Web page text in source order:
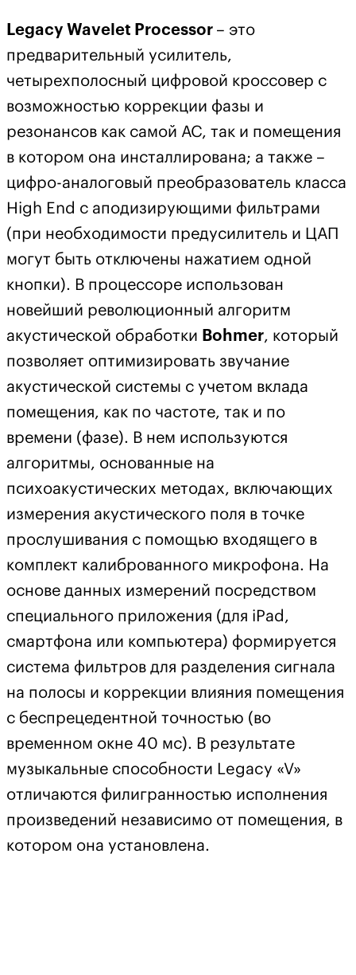
Legacy Wavelet Processor – это
предварительный усилитель,
четырехполосный цифровой кроссовер с
возможностью коррекции фазы и
резонансов как самой АС, так и помещения
в котором она инсталлирована; а также –
цифро-аналоговый преобразователь класса
High End с аподизирующими фильтрами
(при необходимости предусилитель и ЦАП
могут быть отключены нажатием одной
кнопки). В процессоре использован
новейший революционный алгоритм
акустической обработки Bohmer, который
позволяет оптимизировать звучание
акустической системы с учетом вклада
помещения, как по частоте, так и по
времени (фазе). В нем используются
алгоритмы, основанные на
психоакустических методах, включающих
измерения акустического поля в точке
прослушивания с помощью входящего в
комплект калиброванного микрофона. На
основе данных измерений посредством
специального приложения (для iPad,
смартфона или компьютера) формируется
система фильтров для разделения сигнала
на полосы и коррекции влияния помещения
с беспрецедентной точностью (во
временном окне 40 мс). В результате
музыкальные способности Legacy «V»
отличаются филигранностью исполнения
произведений независимо от помещения, в
котором она установлена.